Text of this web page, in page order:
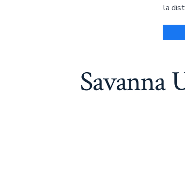
la
Savanna